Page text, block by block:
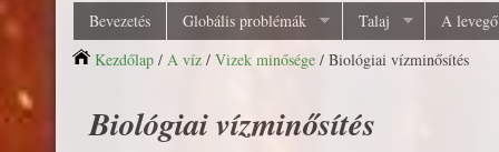
Bevezetés Globális problémák Talaj
A levegő
Kezdőlap / A víz / Vizek minősége / Biológiai vízminősítés
Biológiai vízminősítés